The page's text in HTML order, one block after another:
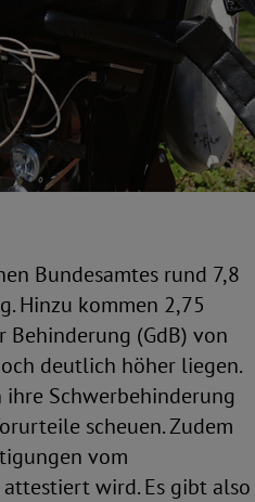
Bundesamtes rund 7,8
Hinzu kommen 2,75
Behinderung (GdB) von
deutlich höher liegen.
ihre Schwerbehinderung
scheuen. Zudem
vom
wird. Es gibt also